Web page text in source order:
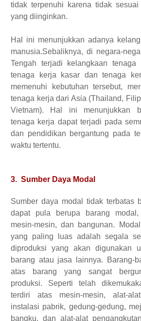
tidak terpenuhi karena tidak
yang diinginkan.
Hal ini menunjukkan adanya
manusia.Sebaliknya, di negara-
Tengah terjadi kelangkaan
tenaga kerja kasar dan tenaga
memenuhi kebutuhan tersebut,
tenaga kerja dari Asia (Thailand,
Vietnam). Hal ini menunjukkan
tenaga kerja dapat terjadi pada
dan pendidikan bergantung pada
waktu tertentu.
3. Sumber Daya Modal
Sumber daya modal tidak terbatas
dapat pula berupa barang modal,
mesin-mesin, dan bangunan.
yang paling luas adalah segala
diproduksi yang akan digunakan
barang atau jasa lainnya. Barang-
atas barang yang sangat
produksi. Seperti telah
terdiri atas mesin-mesin, alat-
instalasi pabrik, gedung-gedung,
bangku, dan alat-alat